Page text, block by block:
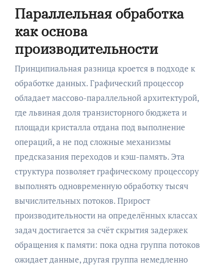
Параллельная обработка
как основа
производительности
Принципиальная разница кроется в подходе к
обработке данных. Графический процессор
обладает массово-параллельной архитектурой,
где львиная доля транзисторного бюджета и
площади кристалла отдана под выполнение
операций, а не под сложные механизмы
предсказания переходов и кэш-память. Эта
структура позволяет графическому процессору
выполнять одновременную обработку тысяч
вычислительных потоков. Прирост
производительности на определённых классах
задач достигается за счёт скрытия задержек
обращения к памяти: пока одна группа потоков
ожидает данные, другая группа немедленно